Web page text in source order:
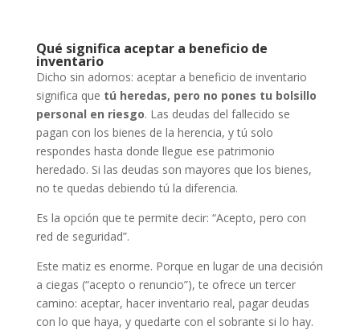
Qué significa aceptar a beneficio de
inventario
Dicho sin adornos: aceptar a beneficio de inventario
significa que tú heredas, pero no pones tu bolsillo
personal en riesgo. Las deudas del fallecido se
pagan con los bienes de la herencia, y tú solo
respondes hasta donde llegue ese patrimonio
heredado. Si las deudas son mayores que los bienes,
no te quedas debiendo tú la diferencia.
Es la opción que te permite decir: “Acepto, pero con
red de seguridad”.
Este matiz es enorme. Porque en lugar de una decisión
a ciegas (“acepto o renuncio”), te ofrece un tercer
camino: aceptar, hacer inventario real, pagar deudas
con lo que haya, y quedarte con el sobrante si lo hay.